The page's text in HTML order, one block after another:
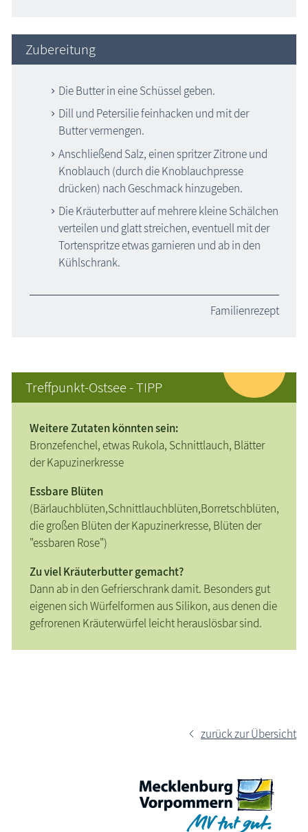
Zubereitung
Die Butter in eine Schüssel geben.
Dill und Petersilie feinhacken und mit der
Butter vermengen.
Anschließend Salz, einen spritzer Zitrone und
Knoblauch (durch die Knoblauchpresse
drücken) nach Geschmack hinzugeben.
Die Kräuterbutter auf mehrere kleine Schälchen
verteilen und glatt streichen, eventuell mit der
Tortenspritze etwas garnieren und ab in den
Kühlschrank.
Familienrezept
Treffpunkt-Ostsee - TIPP
Weitere Zutaten könnten sein:
Bronzefenchel, etwas Rukola, Schnittlauch, Blätter
der Kapuzinerkresse
Essbare Blüten
(Bärlauchblüten,Schnittlauchblüten,Borretschblüten,
die großen Blüten der Kapuzinerkresse, Blüten der
"essbaren Rose")
Zu viel Kräuterbutter gemacht?
Dann ab in den Gefrierschrank damit. Besonders gut
eigenen sich Würfelformen aus Silikon, aus denen die
gefrorenen Kräuterwürfel leicht herauslösbar sind.
zurück zur Übersicht